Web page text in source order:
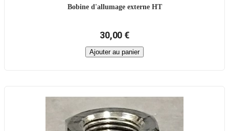
Bobine d'allumage externe HT
30,00 €
Ajouter au panier